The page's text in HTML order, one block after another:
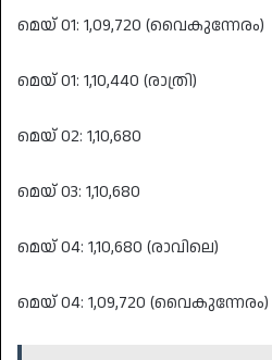
മെയ് 01: 1,09,720 (വൈകുന്നേരം)
മെയ് 01: 1,10,440 (രാത്രി)
മെയ് 02: 1,10,680
മെയ് 03: 1,10,680
മെയ് 04: 1,10,680 (രാവിലെ)
മെയ് 04: 1,09,720 (വൈകുന്നേരം)